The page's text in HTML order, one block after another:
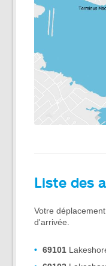
Liste des
Votre
d'arrivée.
69101